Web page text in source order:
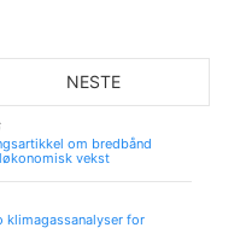
NESTE
om bredbånd
vekst
klimagassanalyser for